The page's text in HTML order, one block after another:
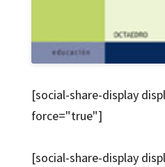
[social-share-display
force="true"]
[social-share-display